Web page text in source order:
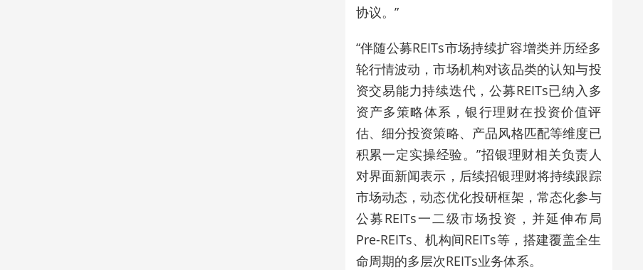
协议。”
“伴随公募REITs市场持续扩容增类并历经多
轮行情波动，市场机构对该品类的认知与投
资交易能力持续迭代，公募REITs已纳入多
资产多策略体系，银行理财在投资价值评
估、细分投资策略、产品风格匹配等维度已
积累一定实操经验。 ”招银理财相关负责人
对界面新闻表示， 后续招银理财将持续跟踪
市场动态，动态优化投研框架，常态化参与
公募REITs一二级市场投资，并延伸布局
Pre-REITs、机构间REITs等，搭建覆盖全生
命周期的多层次REITs业务体系。